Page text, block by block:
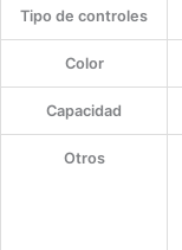
Tipo de controles
Color
Capacidad
Otros